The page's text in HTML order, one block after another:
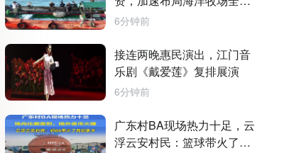
业链
6分钟前
接连两晚惠民演出，江门音
乐剧《戴爱莲》复排展演
6分钟前
广东村BA现场热力十足，云
浮云安村民：篮球带火了我